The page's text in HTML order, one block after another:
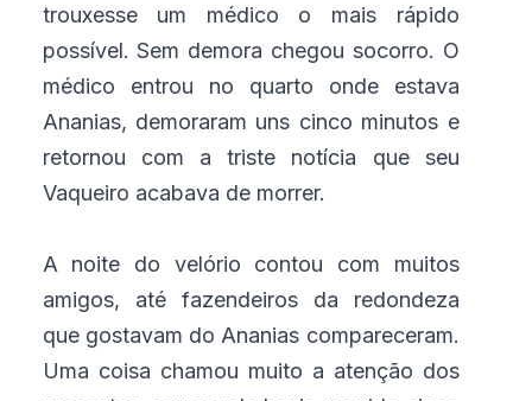
trouxesse um médico o mais rápido
possível. Sem demora chegou socorro. O
médico entrou no quarto onde estava
Ananias, demoraram uns cinco minutos e
retornou com a triste notícia que seu
Vaqueiro acabava de morrer.
A noite do velório contou com muitos
amigos, até fazendeiros da redondeza
que gostavam do Ananias compareceram.
Uma coisa chamou muito a atenção dos